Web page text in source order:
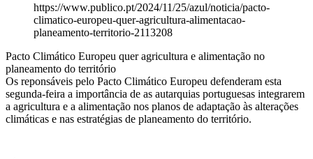
https://www.publico.pt/2024/11/25/azul/noticia/pacto-
climatico-europeu-quer-agricultura-alimentacao-
planeamento-territorio-2113208
Pacto Climático Europeu quer agricultura e alimentação no
planeamento do território
Os reponsáveis pelo Pacto Climático Europeu defenderam esta
segunda-feira a importância de as autarquias portuguesas integrarem
a agricultura e a alimentação nos planos de adaptação às alterações
climáticas e nas estratégias de planeamento do território.